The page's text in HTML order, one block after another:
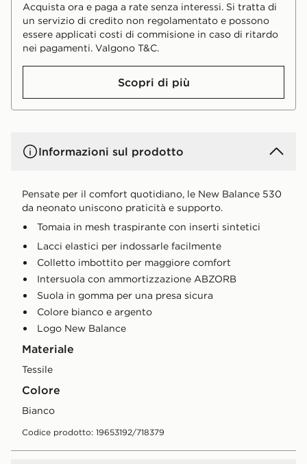
Acquista ora e paga a rate senza interessi. Si tratta di
un servizio di credito non regolamentato e possono
essere applicati costi di commisione in caso di ritardo
nei pagamenti. Valgono T&C.
Scopri di più
Informazioni sul prodotto
Pensate per il comfort quotidiano, le New Balance 530
da neonato uniscono praticità e supporto.
Tomaia in mesh traspirante con inserti sintetici
Lacci elastici per indossarle facilmente
Colletto imbottito per maggiore comfort
Intersuola con ammortizzazione ABZORB
Suola in gomma per una presa sicura
Colore bianco e argento
Logo New Balance
Materiale
Tessile
Colore
bianco
Codice prodotto: 19653192/718379